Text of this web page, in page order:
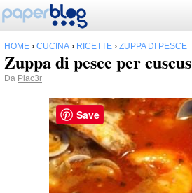
HOME › CUCINA › RICETTE › ZUPPA DI PESCE
Zuppa di pesce per cuscus
Da Piac3r
Save